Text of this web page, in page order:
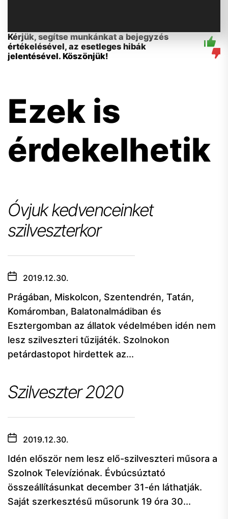
Kérjük, segítse munkánkat a bejegyzés
értékelésével, az esetleges hibák
jelentésével. Köszönjük!
Ezek is
érdekelhetik
Óvjuk kedvenceinket
szilveszterkor
2019.12.30.
Prágában, Miskolcon, Szentendrén, Tatán,
Komáromban, Balatonalmádiban és
Esztergomban az állatok védelmében idén nem
lesz szilveszteri tűzijáték. Szolnokon
petárdastopot hirdettek az...
Szilveszter 2020
2019.12.30.
Idén először nem lesz elő-szilveszteri műsora a
Szolnok Televíziónak. Évbúcsúztató
összeállításunkat december 31-én láthatják.
Saját szerkesztésű műsorunk 19 óra 30...